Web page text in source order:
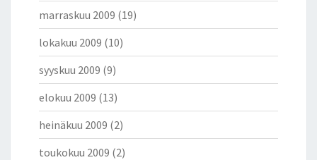
marraskuu 2009 (19)
lokakuu 2009 (10)
syyskuu 2009 (9)
elokuu 2009 (13)
heinäkuu 2009 (2)
toukokuu 2009 (2)